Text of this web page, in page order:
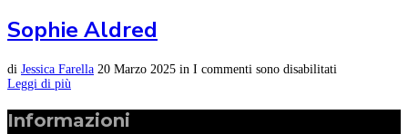
Sophie Aldred
di Jessica Farella 20 Marzo 2025 in I commenti sono disabilitati
Leggi di più
Informazioni